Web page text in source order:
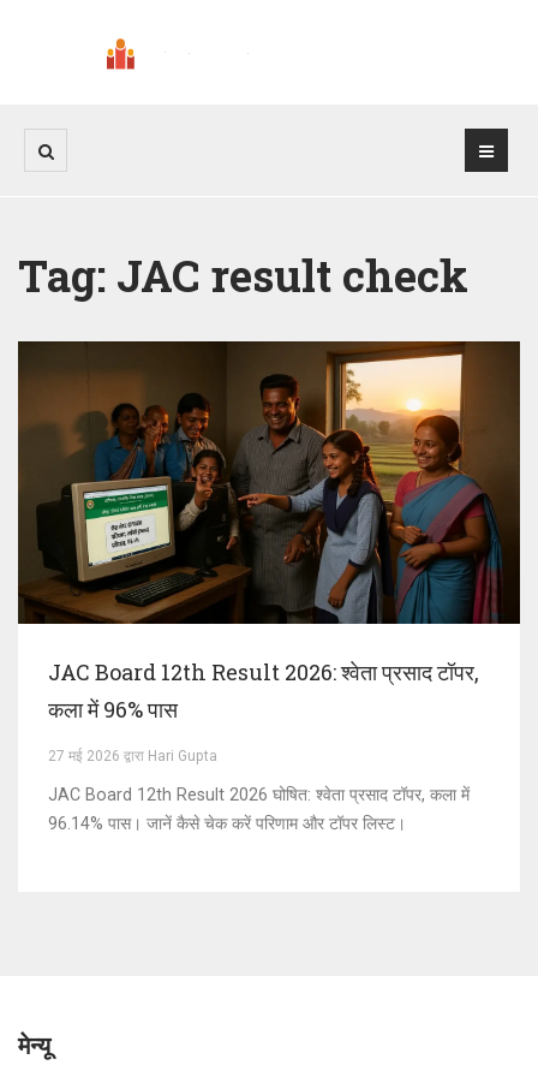
Tag: JAC result check
JAC Board 12th Result 2026: श्वेता प्रसाद टॉपर,
कला में 96% पास
27 मई 2026 द्वारा Hari Gupta
JAC Board 12th Result 2026 घोषित: श्वेता प्रसाद टॉपर, कला में
96.14% पास। जानें कैसे चेक करें परिणाम और टॉपर लिस्ट।
मेन्यू